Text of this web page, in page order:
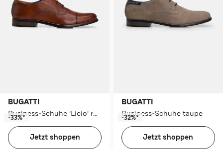
BUGATTI
Business-Schuhe 'Licio' rotbraun
-33%*
Jetzt shoppen
BUGATTI
Business-Schuhe taupe
-32%*
Jetzt shoppen